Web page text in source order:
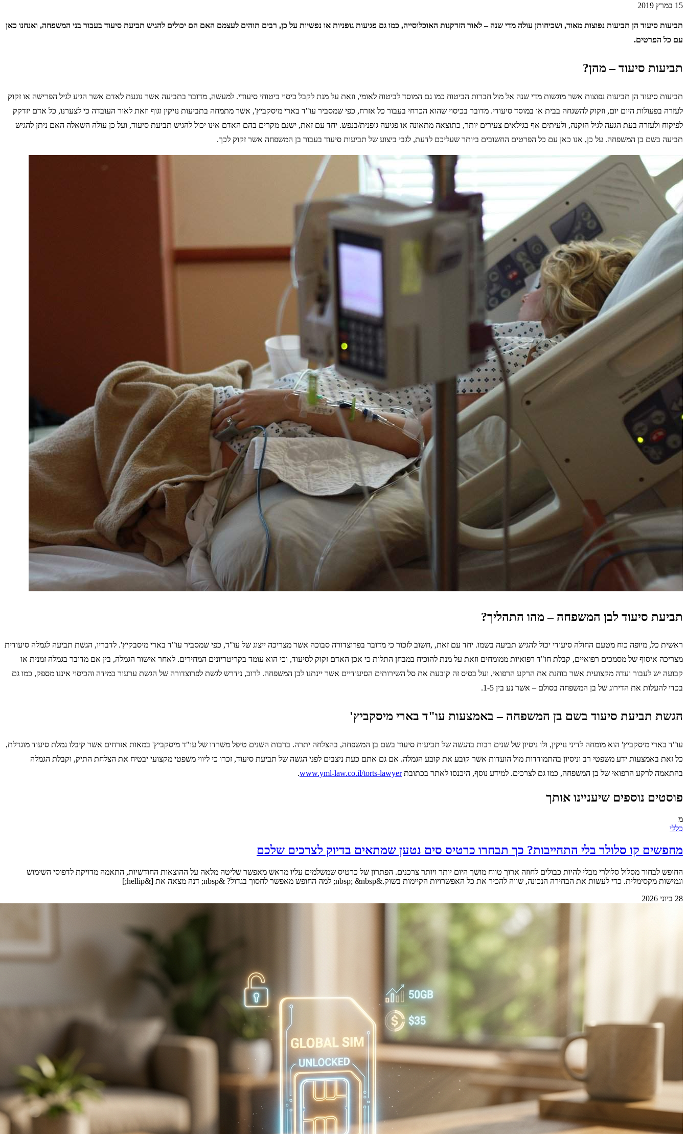
15 במרץ 2019
תביעות סיעוד הן תביעות נפוצות מאוד, ושכיחותן עולה מדי שנה – לאור הזדקנות האוכלוסייה, כמו גם פגיעות גופניות או נפשיות על כן, רבים תוהים לעצמם האם הם יכולים להגיש תביעת סיעוד בעבור בני המשפחה, ואנחנו כאן
עם כל הפרטים.
תביעות סיעוד – מהן?
תביעות סיעוד הן תביעות נפוצות אשר מוגשות מדי שנה אל מול חברות הביטוח כמו גם המוסד לביטוח לאומי, וזאת על מנת לקבל כיסוי ביטוחי סיעודי. למעשה, מדובר בתביעה אשר נוגעת לאדם אשר הגיע לגיל הפרישה או זקוק
לעזרה בפעולות היום יום, וזקוק להשגחה בבית או במוסד סיעודי. מדובר בכיסוי שהוא הכרחי בעבור כל אזרח, כפי שמסביר עו"ד בארי מיסקביץ', אשר מתמחה בתביעות נזיקין וגוף וזאת לאור העובדה כי לצערנו, כל אדם יזדקק
לפיקוח ולעזרה בעת הגעה לגיל הזקנה, ולעיתים אף בגילאים צעירים יותר, כתוצאה מתאונה או פגיעה גופנית/בנפש. יחד עם זאת, ישנם מקרים בהם האדם אינו יכול להגיש תביעת סיעוד, ועל כן עולה השאלה האם ניתן להגיש
תביעה בשם בן המשפחה. על כן, אנו כאן עם כל הפרטים החשובים ביותר שעליכם לדעת, לגבי ביצוע של תביעות סיעוד בעבור בן המשפחה אשר זקוק לכך.
תביעת סיעוד לבן המשפחה – מהו התהליך?
ראשית כל, מיופה כוח מטעם החולה סיעודי יכול להגיש תביעה בשמו. יחד עם זאת, ,חשוב לזכור כי מדובר בפרוצדורה סבוכה אשר מצריכה ייצוג של עו"ד, כפי שמסביר עו"ד בארי מיסבקיץ'. לדבריו, הגשת תביעה לגמלה סיעודית
מצריכה איסוף של מסמכים רפואיים, קבלת חו"ד רפואיות ממומחים וזאת על מנת להוכיח במבחן התלות כי אכן האדם זקוק לסיעוד, וכי הוא עומד בקריטריונים המחירים. לאחר אישור הגמלה, בין אם מדובר בגמלה זמנית או
קבועה יש לעבור ועדה מקצועית אשר בוחנת את הרקע הרפואי, ועל בסיס זה קובעת את סל השירותים הסיעודיים אשר יינתנו לבן המשפחה. לרוב, נידרש לגשת לפרוצדורה של הגשת ערעור במידה והכיסוי איננו מספק, כמו גם
בכדי להעלות את הדירוג של בן המשפחה בסולם – אשר נע בין 1-5.
הגשת תביעת סיעוד בשם בן המשפחה – באמצעות עו"ד בארי מיסקביץ'
עו"ד בארי מיסקביץ' הוא מומחה לדיני נזיקין, ולו ניסיון של שנים רבות בהגשה של תביעות סיעוד בשם בן המשפחה, בהצלחה יתרה. ברבות השנים טיפל משרדו של עו"ד מיסקביץ' במאות אזרחים אשר קיבלו גמלת סיעוד מוגדלת,
כל זאת באמצעות ידע משפטי רב וניסיון בהתמודדות מול הועדות אשר קובע את קובע הגמלה. אם גם אתם כעת ניצבים לפני הגשה של תביעת סיעוד, זכרו כי ליווי משפטי מקצועי יבטיח את הצלחת התיק, וקבלת הגמלה
בהתאמה לרקע הרפואי של בן המשפחה, כמו גם לצרכים. למידע נוסף, היכנסו לאתר בכתובתwww.yml-law.co.il/torts-lawyer
.
פוסטים נוספים שיעניינו אותך
מ
כללי
מחפשים קו סלולר בלי התחייבות? כך תבחרו כרטיס סים נטען שמתאים בדיוק לצרכים שלכם
החופש לבחור מסלול סלולרי מבלי להיות כבולים לחוזה ארוך טווח מושך היום יותר ויותר צרכנים. הפתרון של כרטיס שמשלמים עליו מראש מאפשר שליטה מלאה על ההוצאות החודשיות, התאמה מדויקת לדפוסי השימוש
וגמישות מקסימלית. כדי לעשות את הבחירה הנכונה, שווה להכיר את כל האפשרויות הקיימות בשוק.&nbsp; &nbsp; למה החופש מאפשר לחסוך בגדול? &nbsp; דנה מצאה את [&hellip;]
28 ביוני 2026